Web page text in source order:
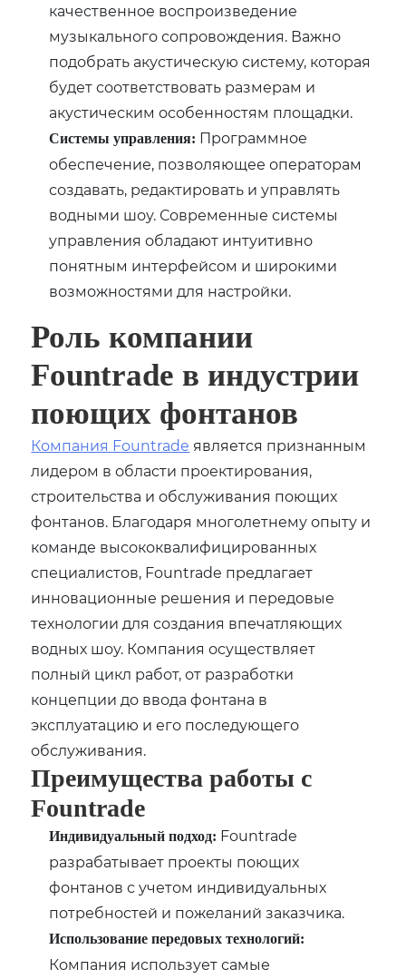
качественное воспроизведение
музыкального сопровождения. Важно
подобрать акустическую систему, которая
будет соответствовать размерам и
акустическим особенностям площадки.
Системы управления: Программное
обеспечение, позволяющее операторам
создавать, редактировать и управлять
водными шоу. Современные системы
управления обладают интуитивно
понятным интерфейсом и широкими
возможностями для настройки.
Роль компании
Fountrade в индустрии
поющих фонтанов
Компания Fountrade является признанным
лидером в области проектирования,
строительства и обслуживания поющих
фонтанов. Благодаря многолетнему опыту и
команде высококвалифицированных
специалистов, Fountrade предлагает
инновационные решения и передовые
технологии для создания впечатляющих
водных шоу. Компания осуществляет
полный цикл работ, от разработки
концепции до ввода фонтана в
эксплуатацию и его последующего
обслуживания.
Преимущества работы с
Fountrade
Индивидуальный подход: Fountrade
разрабатывает проекты поющих
фонтанов с учетом индивидуальных
потребностей и пожеланий заказчика.
Использование передовых технологий:
Компания использует самые